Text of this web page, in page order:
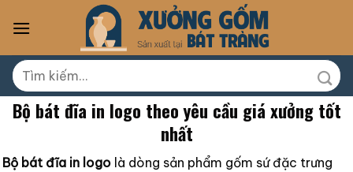
Tìm
kiếm:
Bộ bát đĩa in logo theo yêu cầu giá xưởng tốt
nhất
Bộ bát đĩa in logo là dòng sản phẩm gốm sứ đặc trưng